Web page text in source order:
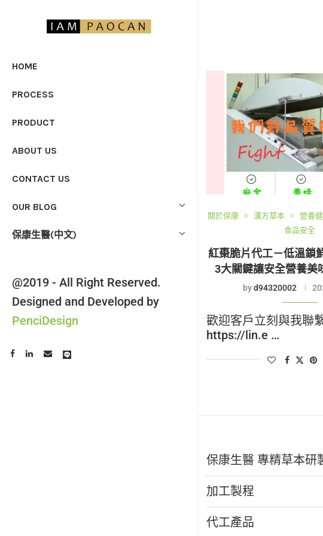
HOME
PROCESS
PRODUCT
ABOUT US
CONTACT US
OUR BLOG
保康生醫(中文)
@2019 - All Right Reserved.
Designed and Developed by
PenciDesign
關於保康 漢方草本 營養
食品安全
紅棗脆片代工－低溫鎖
3大關鍵讓安全營養美
byd94320002
歡迎客戶立刻與我聯
https://lin.e …
保康生醫 專精草本研
加工製程
代工產品